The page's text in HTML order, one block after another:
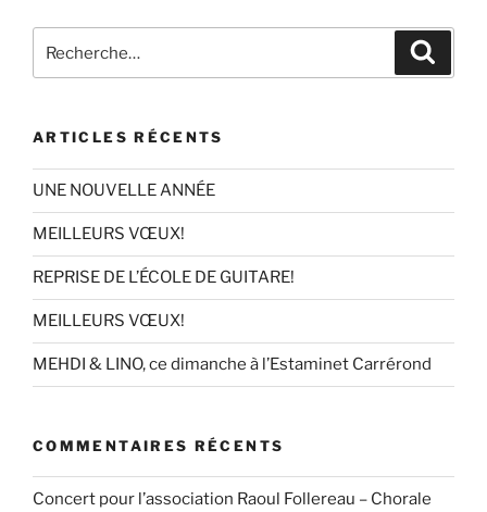
pour
ARTICLES RÉCENTS
UNE NOUVELLE ANNÉE
MEILLEURS VŒUX!
REPRISE DE L’ÉCOLE DE GUITARE!
MEILLEURS VŒUX!
MEHDI & LINO, ce dimanche à l’Estaminet Carrérond
COMMENTAIRES RÉCENTS
Concert pour l’association Raoul Follereau – Chorale